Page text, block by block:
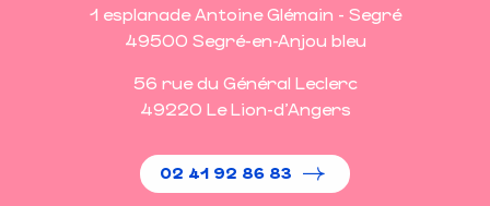
1 esplanade Antoine Glémain - Segré
49500 Segré-en-Anjou bleu
56 rue du Général Leclerc
49220 Le Lion-d'Angers
02 41 92 86 83